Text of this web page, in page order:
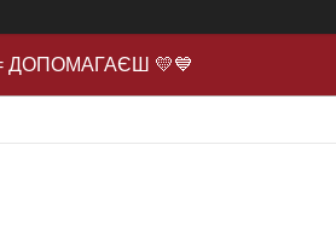
ДОПОМАГАЄШ 💛💙